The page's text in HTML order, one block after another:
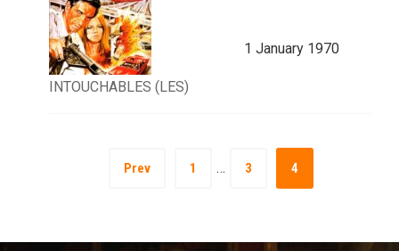
INTOUCHABLES (LES)
1 January 1970
Prev 1 … 3 4